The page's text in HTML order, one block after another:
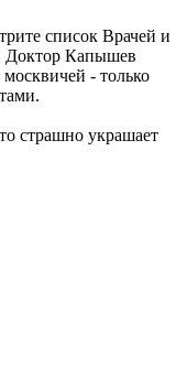
список Врачей и
Доктор Капышев
- только
страшно украшает